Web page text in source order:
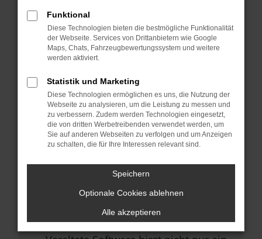
Browsererweiterungen.
Manche Erweiterungen, wie
Werbeblocker, können das Laden
bestimmter Seiten verhindern.
anderen Browser oder in einem
privaten Fenster?
Starte dein Gerät neu.
Das kann manchmal helfen,
Stelle sicher, dass dein Browser
und dein Betriebssystem auf dem
neuesten Stand sind.
Funktional
Diese Technologien bieten die bestmögliche Funktionalität
der Webseite. Services von Drittanbietern wie Google
Maps, Chats, Fahrzeugbewertungssystem und weitere
werden aktiviert.
Statistik und Marketing
Diese Technologien ermöglichen es uns, die Nutzung der
Webseite zu analysieren, um die Leistung zu messen und
zu verbessern. Zudem werden Technologien eingesetzt,
die von dritten Werbetreibenden verwendet werden, um
Sie auf anderen Webseiten zu verfolgen und um Anzeigen
zu schalten, die für Ihre Interessen relevant sind.
Speichern
Optionale Cookies ablehnen
Alle akzeptieren